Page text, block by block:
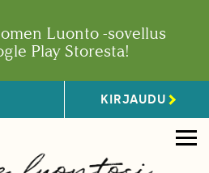
Luonto -sovellus
Play Storesta!
KIRJAUDU